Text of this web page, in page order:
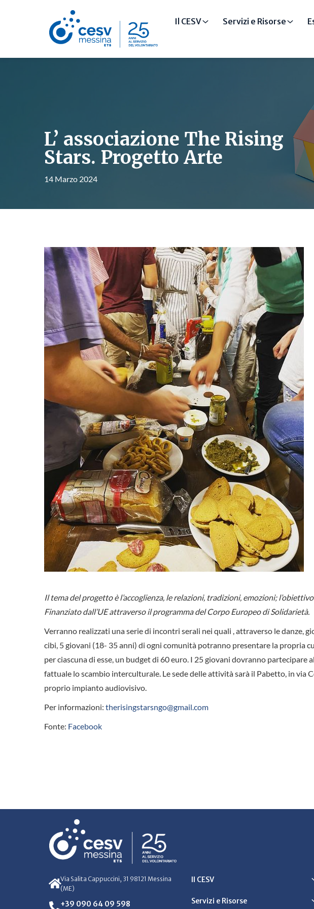
Il CESV Servizi e Risorse
L’ associazione The Rising
Stars. Progetto Arte
14 Marzo 2024
Il tema del progetto è l’accoglienza, le relazioni, tradizioni, emozioni;
Finanziato dall’UE attraverso il programma del Corpo Europeo di Solidarietà.
Verranno realizzati una serie di incontri serali nei quali , attraverso le danze,
cibi, 5 giovani (18- 35 anni) di ogni comunità potranno presentare la propria
per ciascuna di esse, un budget di 60 euro. I 25 giovani dovranno partecipare
fattuale lo scambio interculturale. Le sede delle attività sarà il Pabetto, in via
proprio impianto audiovisivo.
Per informazioni: therisingstarsngo@gmail.com
Fonte: Facebook
Via Salita Cappuccini, 31 98121 Messina
(ME)
+39 090 64 09 598
Il CESV
Servizi e Risorse